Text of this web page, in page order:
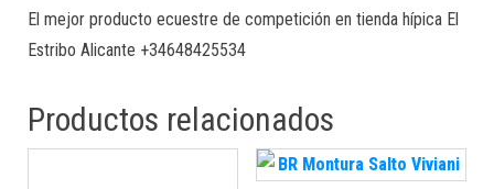
El mejor producto ecuestre de competición en tienda hípica El
Estribo Alicante +34648425534
Productos relacionados